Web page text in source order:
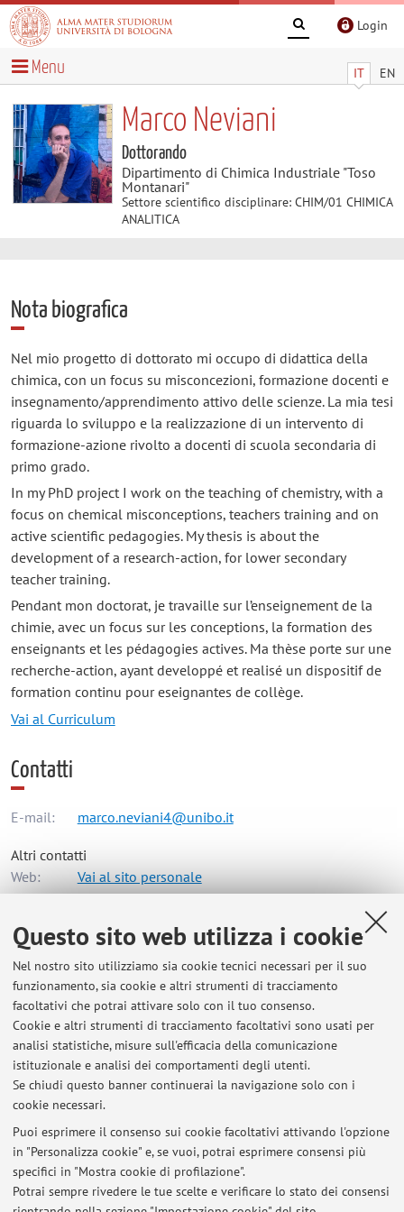
Questo sito web utilizza i cookie
Nel nostro sito utilizziamo sia cookie tecnici necessari per il suo
funzionamento, sia cookie e altri strumenti di tracciamento
facoltativi che potrai attivare solo con il tuo consenso.
Cookie e altri strumenti di tracciamento facoltativi sono usati per
analisi statistiche, misure sull'efficacia della comunicazione
istituzionale e analisi dei comportamenti degli utenti.
Se chiudi questo banner continuerai la navigazione solo con i
cookie necessari.
Puoi esprimere il consenso sui cookie facoltativi attivando l'opzione
in "Personalizza cookie" e, se vuoi, potrai esprimere consensi più
specifici in "Mostra cookie di profilazione".
Potrai sempre rivedere le tue scelte e verificare lo stato dei consensi
Login
IT EN
Menu
Marco Neviani
Dottorando
Dipartimento di Chimica Industriale "Toso
Montanari"
Settore scientifico disciplinare: CHIM/01 CHIMICA
ANALITICA
Nota biografica
Nel mio progetto di dottorato mi occupo di didattica della
chimica, con un focus su misconcezioni, formazione docenti e
insegnamento/apprendimento attivo delle scienze. La mia tesi
riguarda lo sviluppo e la realizzazione di un intervento di
formazione-azione rivolto a docenti di scuola secondaria di
primo grado.
In my PhD project I work on the teaching of chemistry, with a
focus on chemical misconceptions, teachers training and on
active scientific pedagogies. My thesis is about the
development of a research-action, for lower secondary
teacher training.
Pendant mon doctorat, je travaille sur l’enseignement de la
chimie, avec un focus sur les conceptions, la formation des
enseignants et les pédagogies actives. Ma thèse porte sur une
recherche-action, ayant developpé et realisé un dispositif de
formation continu pour eseignantes de collège.
Vai al Curriculum
Contatti
E-mail: marco.neviani4@unibo.it
Altri contatti
Web:
Vai al sito personale
Dipartimento di Chimica Industriale "Toso Montanari"
Via Piero Gobetti 85, Bologna - Vai alla mappa
Risorse in rete
ORCID
Ultimi avvisi
Al momento non sono presenti avvisi.